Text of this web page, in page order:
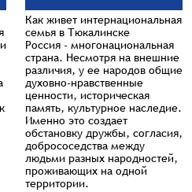
Как живет интернациональная
семья в Тюкалинске
Россия - многонациональная
страна. Несмотря на внешние
различия, у ее народов общие
духовно-нравственные
ценности, историческая
память, культурное наследие.
Именно это создает
обстановку дружбы, согласия,
добрососедства между
людьми разных народностей,
проживающих на одной
территории.